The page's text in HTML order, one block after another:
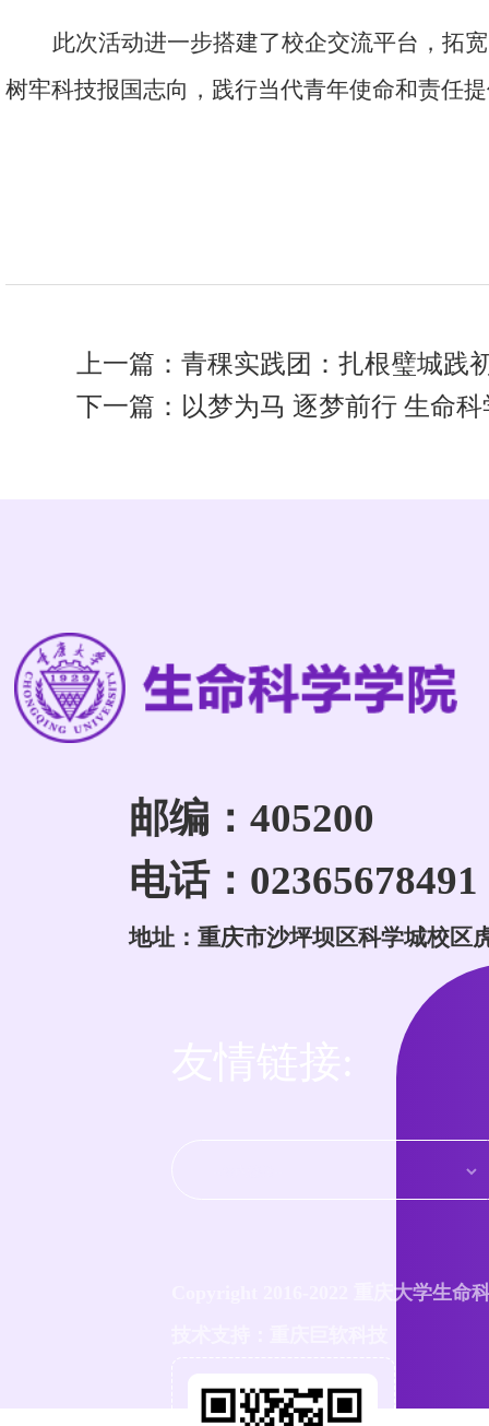
此次活动进一步搭建了校企交流平台，拓
树牢科技报国志向，践行当代青年使命和责任
上一篇：青稞实践团：扎根璧城践
下一篇： 以梦为马 逐梦前行 生命
邮编：405200
电话：02365678491
地址：重庆市沙坪坝区科学城校区
Copyright 2016-2022 重庆大学生命